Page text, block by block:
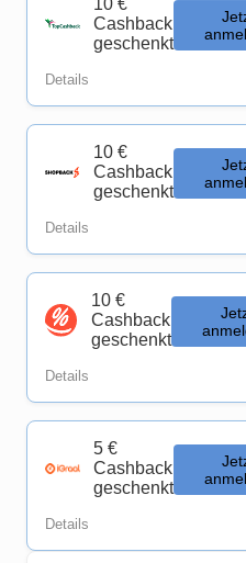
10 €
Cashback
geschenkt
Details
10 €
Cashback
geschenkt
Details
10 €
Cashback
geschenkt
Details
5 €
Cashback
geschenkt
Details